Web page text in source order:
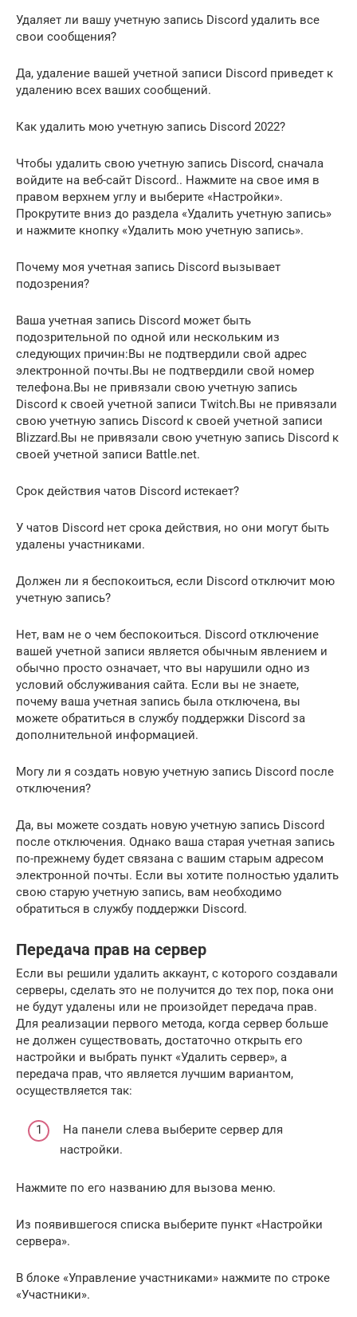
Удаляет ли вашу учетную запись Discord удалить все
свои сообщения?
Да, удаление вашей учетной записи Discord приведет к
удалению всех ваших сообщений.
Как удалить мою учетную запись Discord 2022?
Чтобы удалить свою учетную запись Discord, сначала
войдите на веб-сайт Discord.. Нажмите на свое имя в
правом верхнем углу и выберите «Настройки».
Прокрутите вниз до раздела «Удалить учетную запись»
и нажмите кнопку «Удалить мою учетную запись».
Почему моя учетная запись Discord вызывает
подозрения?
Ваша учетная запись Discord может быть
подозрительной по одной или нескольким из
следующих причин:Вы не подтвердили свой адрес
электронной почты.Вы не подтвердили свой номер
телефона.Вы не привязали свою учетную запись
Discord к своей учетной записи Twitch.Вы не привязали
свою учетную запись Discord к своей учетной записи
Blizzard.Вы не привязали свою учетную запись Discord к
своей учетной записи Battle.net.
Срок действия чатов Discord истекает?
У чатов Discord нет срока действия, но они могут быть
удалены участниками.
Должен ли я беспокоиться, если Discord отключит мою
учетную запись?
Нет, вам не о чем беспокоиться. Discord отключение
вашей учетной записи является обычным явлением и
обычно просто означает, что вы нарушили одно из
условий обслуживания сайта. Если вы не знаете,
почему ваша учетная запись была отключена, вы
можете обратиться в службу поддержки Discord за
дополнительной информацией.
Могу ли я создать новую учетную запись Discord после
отключения?
Да, вы можете создать новую учетную запись Discord
после отключения. Однако ваша старая учетная запись
по-прежнему будет связана с вашим старым адресом
электронной почты. Если вы хотите полностью удалить
свою старую учетную запись, вам необходимо
обратиться в службу поддержки Discord.
Передача прав на сервер
Если вы решили удалить аккаунт, с которого создавали
серверы, сделать это не получится до тех пор, пока они
не будут удалены или не произойдет передача прав.
Для реализации первого метода, когда сервер больше
не должен существовать, достаточно открыть его
настройки и выбрать пункт «Удалить сервер», а
передача прав, что является лучшим вариантом,
осуществляется так:
На панели слева выберите сервер для
настройки.
Нажмите по его названию для вызова меню.
Из появившегося списка выберите пункт «Настройки
сервера».
В блоке «Управление участниками» нажмите по строке
«Участники».